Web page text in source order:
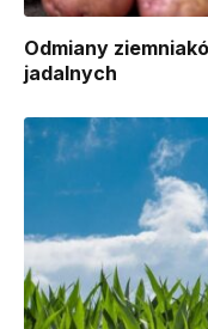
Odmiany
jadalnych